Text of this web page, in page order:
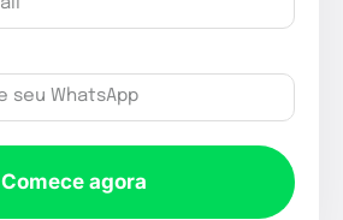
Comece agora